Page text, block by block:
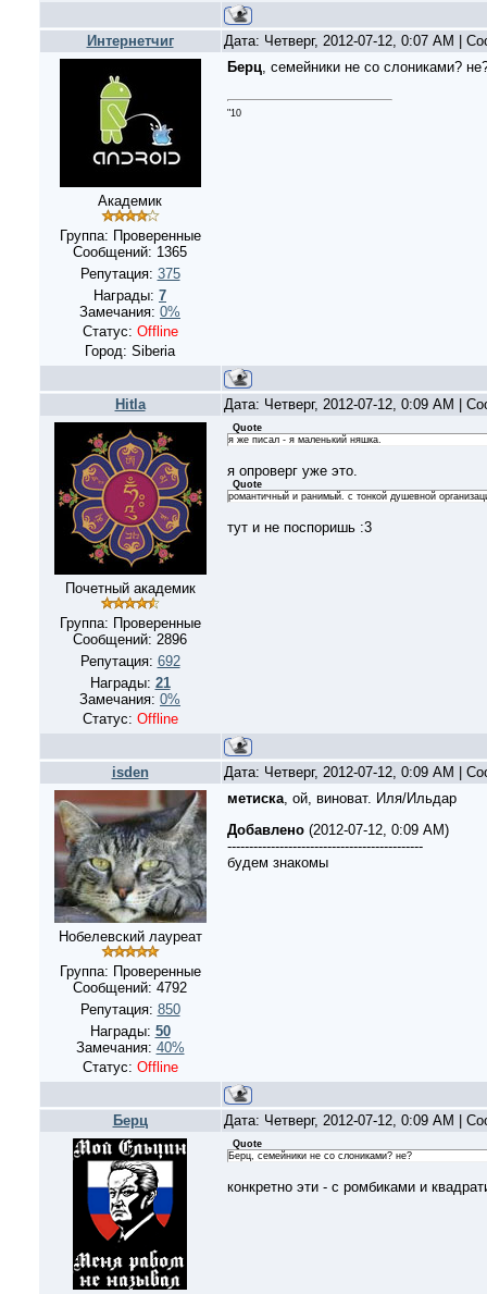
Интернетчиг Дата: Четверг, 2012-07-12, 0:07 AM |
Академик
Группа: Проверенные
Сообщений: 1365
Репутация: 375
Награды: 7
Замечания: 0%
Статус: Offline
Город: Siberia
Берц, семейники не со слониками?
"10
Hitla Дата: Четверг, 2012-07-12, 0:09 AM |
Почетный академик
Группа: Проверенные
Сообщений: 2896
Репутация: 692
Награды: 21
Замечания: 0%
Статус: Offline
Quote
я же писал - я маленький няшка.
я опроверг уже это.
Quote
романтичный и ранимый. с тонкой душевной
тут и не поспоришь :3
isden Дата: Четверг, 2012-07-12, 0:09 AM |
Нобелевский лауреат
Группа: Проверенные
Сообщений: 4792
Репутация: 850
Награды: 50
Замечания: 40%
Статус: Offline
метиска, ой, виноват. Иля/Ильдар
Добавлено(2012-07-12, 0:09 AM)
---------------------------------------------
будем знакомы
Берц Дата: Четверг, 2012-07-12, 0:09 AM |
Quote
Берц, семейники не со слониками? не?
конкретно эти - с ромбиками и